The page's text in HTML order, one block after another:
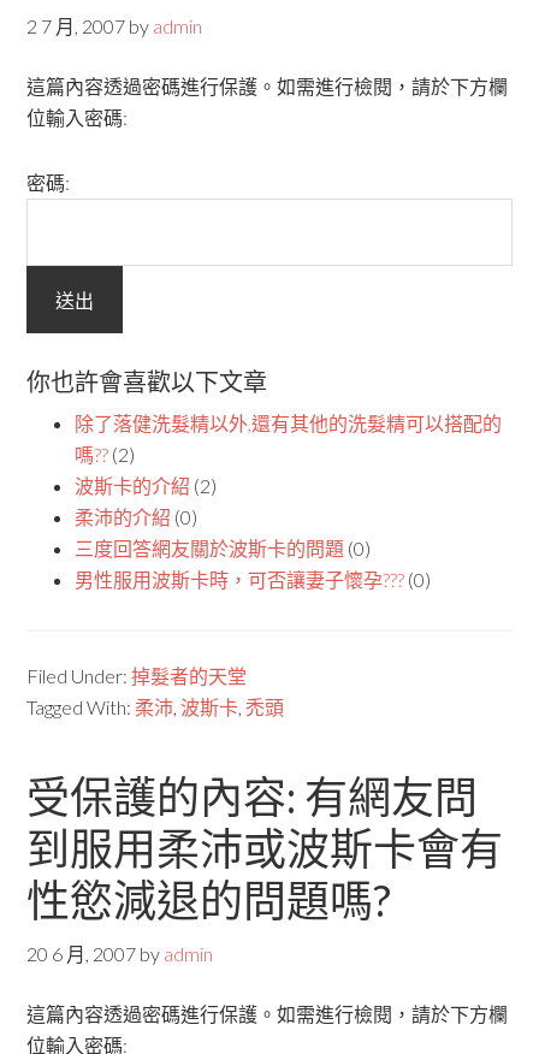
2 7 月, 2007 by admin
這篇內容透過密碼進行保護。如需進行檢閱，請於下方欄
位輸入密碼:
密碼:
你也許會喜歡以下文章
除了落健洗髮精以外,還有其他的洗髮精可以搭配的
嗎?? (2)
波斯卡的介紹 (2)
柔沛的介紹 (0)
三度回答網友關於波斯卡的問題 (0)
男性服用波斯卡時，可否讓妻子懷孕??? (0)
Filed Under:掉髮者的天堂
Tagged With: 柔沛, 波斯卡,禿頭
受保護的內容: 有網友問
到服用柔沛或波斯卡會有
性慾減退的問題嗎?
20 6 月, 2007 by admin
這篇內容透過密碼進行保護。如需進行檢閱，請於下方欄
位輸入密碼: